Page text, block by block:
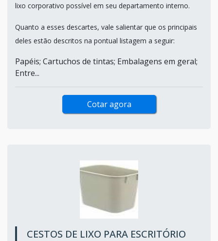
lixo corporativo possível em seu departamento interno.
Quanto a esses descartes, vale salientar que os principais
deles estão descritos na pontual listagem a seguir:
Papéis; Cartuchos de tintas; Embalagens em geral;
Entre...
Cotar agora
CESTOS DE LIXO PARA ESCRITÓRIO